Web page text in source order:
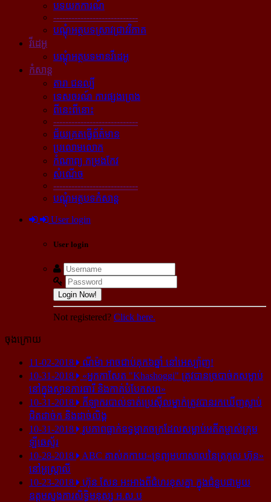
បទយកការណ៍
----------------------------
បណ្ដុំអត្ថបទស្រាវជ្រាវវិភាគ
វីដេអូ
បណ្ដុំអត្ថបទមានវីដេអូ
កំសាន្ដ
តារា ជនល្បី
ទេសចរណ៍ ការផ្សងព្រេង
ពីនេះពីនោះ
----------------------------
ជ័យគ្រតធ្វើព័ត៌មាន
ប្រលោមលោក
កំណាព្យ កម្រងកែវ
សំណើច
----------------------------
បណ្ដុំអត្ថបទកំសាន្ដ
User login
User login
Login Now!
Not registered? Click here.
ចុងក្រោយ
11-02-2018
ណីម៉ា អាច​ជាប់​គុក​៦ឆ្នាំ នៅ​អេស្ប៉ាញ!
10-31-2018
«អ្នក​កាសែត "Khashoggi" ត្រូវ​បាន​ច្របាច់ក​សម្លាប់​
នៅ​ក្នុង​ស្ថាន​ភារធារី និង​កាត់​បំបែក​សព»
10-31-2018
កីឡាករ​បាល់ទាត់​ប្រេស៊ីល​ម្នាក់​ត្រូវ​បាន​រក​ឃើញ​ស្លាប់​
ជិត​ដាច់ក និង​ដាច់​លិង្គ
10-31-2018
រូបភាព​ធ្លាក់​ឧទ្ធម្ភាគចក្រ​ដែល​សម្លាប់​អតីត​ម្ចាស់​ក្រុម​
ឡីឆេស្ទ័រ
10-28-2018
ABC គាស់​កកាយ​«ទ្រព្យមហាសាល​នៃ​ត្រកូល ហ៊ុន»​
នៅ​អូស្ត្រាលី
10-23-2018
ហ៊ុន សែន អះអាង​ពី​ជំហរ​ខុស​គ្នា ក្នុង​ជំនួប​ជាមួយ​
ឧត្តម​ស្នងការ​សិទ្ធិ​មនុស្ស អ.ស.ប